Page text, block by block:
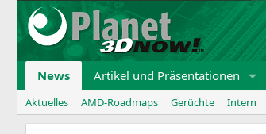
Zum
Inhalt
springen
News Artikel und Präsentationen
Aktuelles AMD-Roadmaps Gerüchte Intern